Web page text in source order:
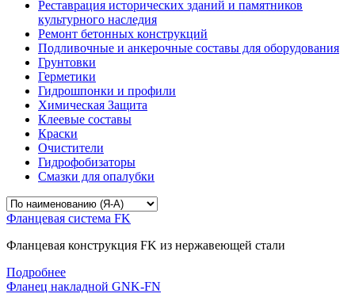
Реставрация исторических зданий и памятников
культурного наследия
Ремонт бетонных конструкций
Подливочные и анкерочные составы для оборудования
Грунтовки
Герметики
Гидрошпонки и профили
Химическая Защита
Клеевые составы
Краски
Очистители
Гидрофобизаторы
Смазки для опалубки
Фланцевая система FK
Фланцевая конструкция FK из нержавеющей стали
Подробнее
Фланец накладной GNK-FN